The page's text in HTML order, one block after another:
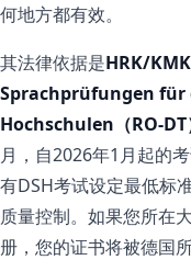
何地方都有效。
其法律依据是HRK/
Sprachprüfungen für
Hochschulen（RO-DT
月，自2026年1月起的
有DSH考试设定最低标
质量控制。如果您所在
册，您的证书将被德国